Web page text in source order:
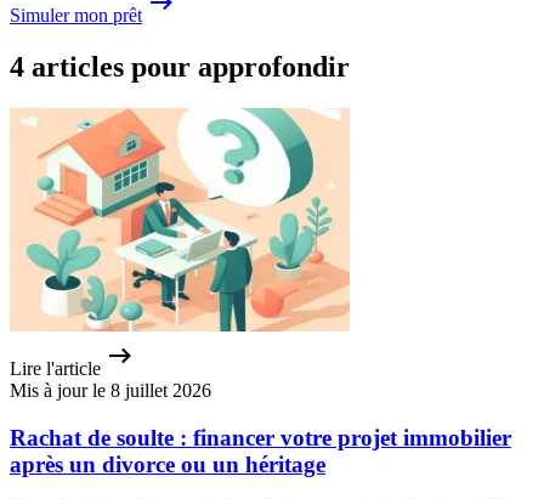
Simuler mon prêt
4 articles pour approfondir
Lire l'article
Mis à jour le 8 juillet 2026
Rachat de soulte : financer votre projet immobilier
après un divorce ou un héritage